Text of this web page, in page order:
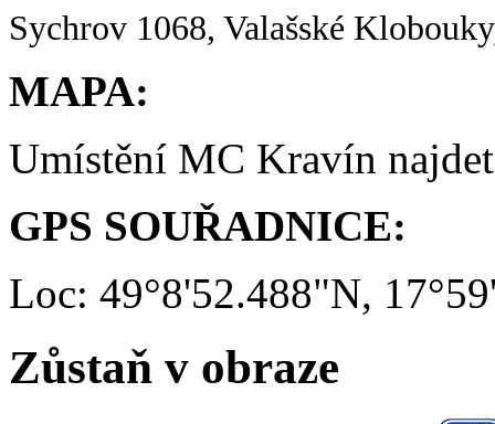
Sychrov 1068, Valašské
MAPA:
Umístění MC Kravín
GPS SOUŘADNICE:
Loc: 49°8'52.488"N,
Zůstaň v obraze